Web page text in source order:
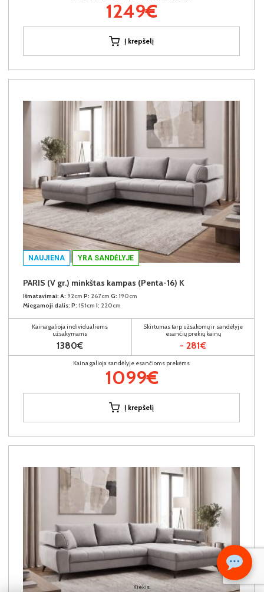
Kiekis:
1249€
Į krepšelį
NAUJIENA YRA SANDĖLYJE
PARIS (V gr.) minkštas kampas (Penta-16) K
Išmatavimai: A: 92cm P: 267cm G: 190cm
Miegamoji dalis: P: 151cm I: 220cm
Kaina galioja individualiems
užsakymams
1380€
Skirtumas tarp užsakomų ir sandėlyje
esančių prekių kainų
- 281€
Kaina galioja sandėlyje esančioms prekėms
1099€
Į krepšelį